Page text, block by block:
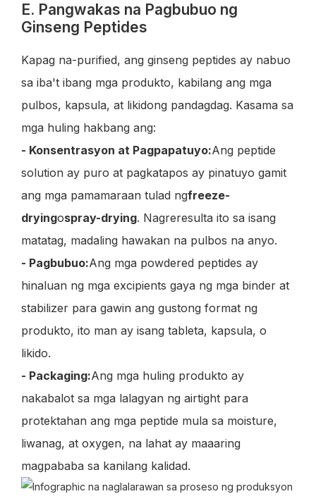
E. Pangwakas na Pagbubuo ng
Ginseng Peptides
Kapag na-purified, ang ginseng peptides ay nabuo
sa iba't ibang mga produkto, kabilang ang mga
pulbos, kapsula, at likidong pandagdag. Kasama sa
mga huling hakbang ang:
- Konsentrasyon at Pagpapatuyo:Ang peptide
solution ay puro at pagkatapos ay pinatuyo gamit
ang mga pamamaraan tulad ngfreeze-
dryingospray-drying. Nagreresulta ito sa isang
matatag, madaling hawakan na pulbos na anyo.
- Pagbubuo:Ang mga powdered peptides ay
hinaluan ng mga excipients gaya ng mga binder at
stabilizer para gawin ang gustong format ng
produkto, ito man ay isang tableta, kapsula, o
likido.
- Packaging:Ang mga huling produkto ay
nakabalot sa mga lalagyan ng airtight para
protektahan ang mga peptide mula sa moisture,
liwanag, at oxygen, na lahat ay maaaring
magpababa sa kanilang kalidad.